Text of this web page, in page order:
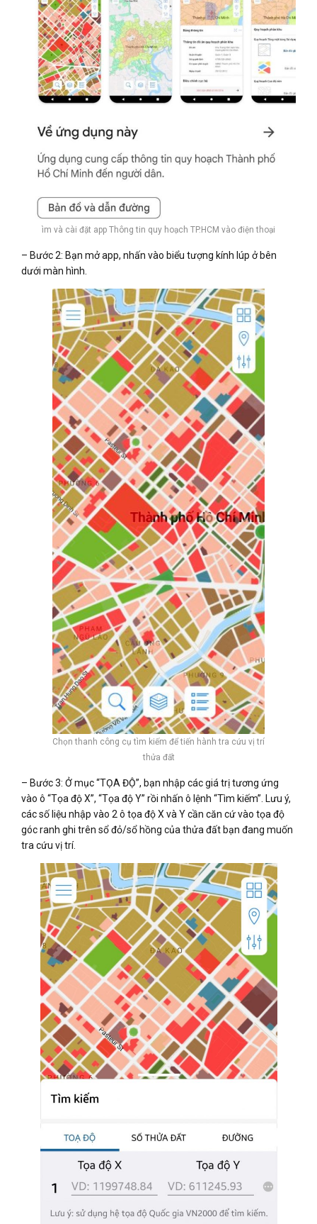
ìm và cài đặt app Thông tin quy hoạch TP.HCM vào điện thoại
– Bước 2: Bạn mở app, nhấn vào biểu tượng kính lúp ở bên
dưới màn hình.
Chọn thanh công cụ tìm kiếm để tiến hành tra cứu vị trí
thửa đất
– Bước 3: Ở mục “TỌA ĐỘ”, bạn nhập các giá trị tương ứng
vào ô “Tọa độ X”, “Tọa độ Y” rồi nhấn ô lệnh “Tìm kiếm”. Lưu ý,
các số liệu nhập vào 2 ô tọa độ X và Y cần căn cứ vào tọa độ
góc ranh ghi trên sổ đỏ/sổ hồng của thửa đất bạn đang muốn
tra cứu vị trí.